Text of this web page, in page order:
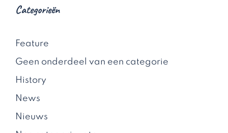
Categorieën
Feature
Geen onderdeel van een categorie
History
News
Nieuws